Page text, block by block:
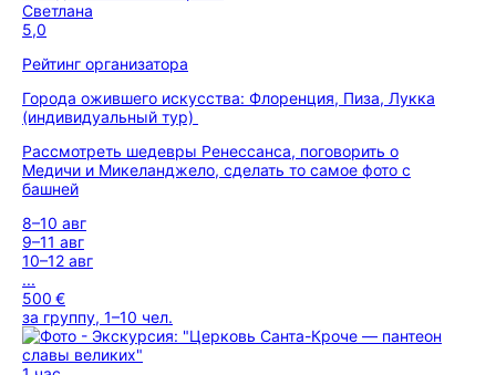
Светлана
5,0
Рейтинг организатора
Города ожившего искусства: Флоренция, Пиза, Лукка
(индивидуальный тур)
Рассмотреть шедевры Ренессанса, поговорить о
Медичи и Микеланджело, сделать то самое фото с
башней
8–10 авг
9–11 авг
10–12 авг
...
500 €
за группу, 1–10 чел.